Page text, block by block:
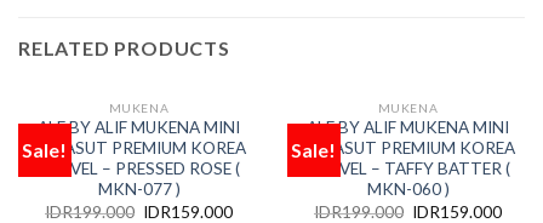
RELATED PRODUCTS
Sale!
Add
to
wishlist
OUT OF STOCK
MUKENA
ALF BY ALIF MUKENA MINI
PARASUT PREMIUM KOREA
TRAVEL – PRESSED ROSE (
MKN-077 )
IDR199.000 IDR159.000
Sale!
Add
to
wishlist
OUT OF STOCK
MUKENA
ALF BY ALIF MUKENA MINI
PARASUT PREMIUM KOREA
TRAVEL – TAFFY BATTER (
MKN-060 )
IDR199.000 IDR159.000